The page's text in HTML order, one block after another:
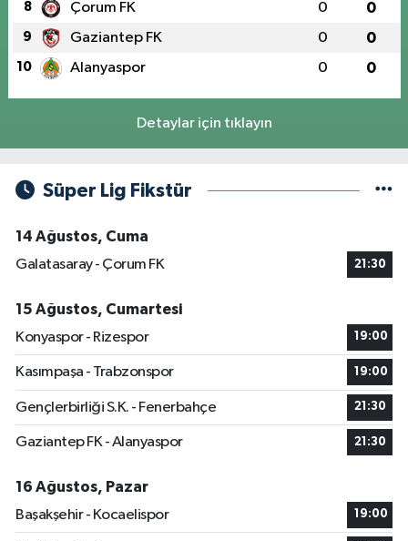
8 Çorum FK 0 0
9 Gaziantep FK 0 0
10 Alanyaspor 0 0
Detaylar için tıklayın
Süper Lig Fikstür
14 Ağustos, Cuma
Galatasaray - Çorum FK
21:30
15 Ağustos, Cumartesi
Konyaspor - Rizespor
19:00
Kasımpaşa - Trabzonspor 19:00
Gençlerbirliği S.K. - Fenerbahçe 21:30
Gaziantep FK - Alanyaspor 21:30
16 Ağustos, Pazar
Başakşehir - Kocaelispor
19:00